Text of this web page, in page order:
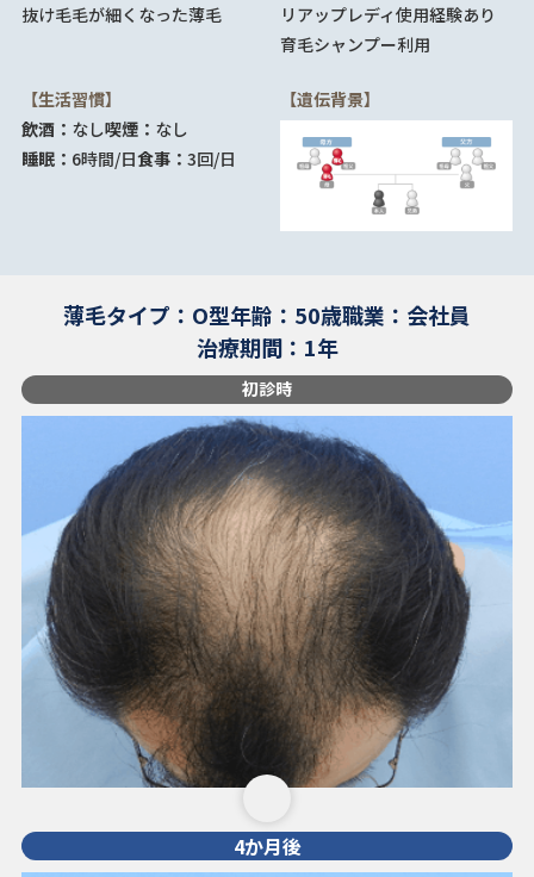
抜け毛毛が細くなった薄毛
リアップレディ使用経験あり
育毛シャンプー利用
【生活習慣】
飲酒： なし喫煙： なし
睡眠： 6時間/日食事： 3回/日
【遺伝背景】
薄毛タイプ：O型年齢：50歳職業：会社員
治療期間：1年
初診時
4か月後